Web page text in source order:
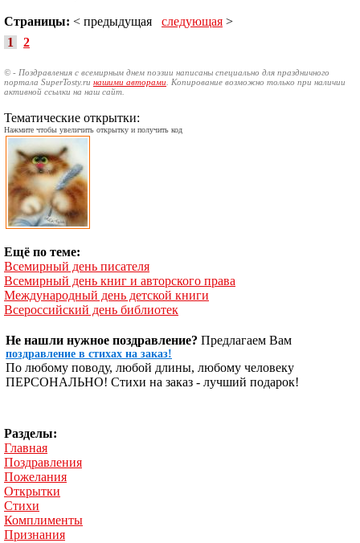
Страницы: < предыдущая следующая >
1
2
© - Поздравления с всемирным днем поэзии написаны специально для праздничного
портала SuperTosty.ru нашими авторами . Копирование возможно только при наличии
активной ссылки на наш сайт.
Тематические открытки:
Нажмите чтобы увеличить открытку и получить код
Ещё по теме:
Всемирный день писателя
Всемирный день книг и авторского права
Международный день детской книги
Всероссийский день библиотек
Не нашли нужное поздравление? Предлагаем Вам
поздравление в стихах на заказ!
По любому поводу, любой длины, любому человеку
ПЕРСОНАЛЬНО! Стихи на заказ - лучший подарок!
Разделы:
Главная
Поздравления
Пожелания
Открытки
Стихи
Комплименты
Признания